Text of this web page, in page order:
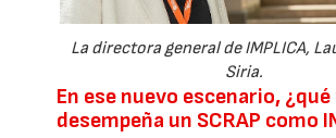
La directora general de IMPLICA,
Siria.
En ese nuevo escenario, ¿qué
desempeña un SCRAP como